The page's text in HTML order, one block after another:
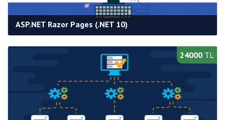
ASP.NET Razor Pages (.NET 10)
Kategori:Web Programlama
24000 TL